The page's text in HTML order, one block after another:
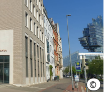
© LHH